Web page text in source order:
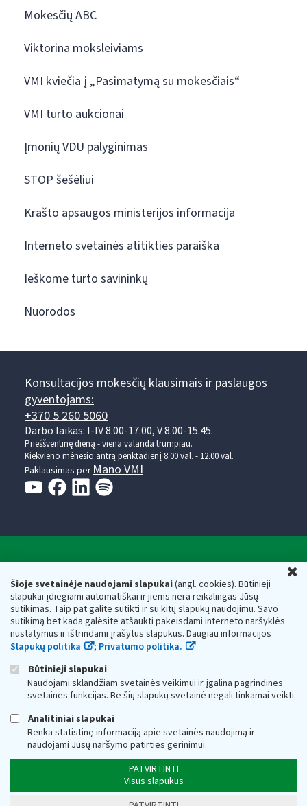
Šioje svetainėje naudojami slapukai(angl. cookies). Būtinieji
slapukai įdiegiami automatiškai ir jiems nėra reikalingas Jūsų
sutikimas. Taip pat galite sutikti ir su kitų slapukų naudojimu. Savo
sutikimą bet kada galėsite atšaukti pakeisdami interneto naršyklės
nustatymus ir ištrindami įrašytus slapukus. Daugiau informacijos
Slapukų politika
; Privatumo politika.
Būtinieji slapukai
Naudojami sklandžiam svetainės veikimui ir įgalina pagrindines
svetainės funkcijas. Be šių slapukų svetainė negali tinkamai veikti.
Analitiniai slapukai
Renka statistinę informaciją apie svetainės naudojimą ir
naudojami Jūsų naršymo patirties gerinimui.
PATVIRTINTI
Visus slapukus
Mokesčių ABC
Viktorina moksleiviams
VMI kviečia į „Pasimatymą su mokesčiais“
VMI turto aukcionai
Įmonių VDU palyginimas
STOP šešėliui
Krašto apsaugos ministerijos informacija
Interneto svetainės atitikties paraiška
Ieškome turto savininkų
Nuorodos
Konsultacijos mokesčių klausimais ir paslaugos
gyventojams:
+370 5 260 5060
Darbo laikas: I-IV 8.00-17.00, V 8.00-15.45.
Prieššventinę dieną - viena valanda trumpiau.
Kiekvieno mėnesio antrą penktadienį 8.00 val. - 12.00 val.
Paklausimas perMano VMI
Valstybinė mokesčių inspekcija prie Lietuvos
Respublikos finansų ministerijos
Biudžetinė įstaiga. Juridinio asmens kodas — 188659752,
adresas: Vasario 16-osios g. 14, 01107 Vilnius, Lietuva, el.paštas:
vmi@vmi.lt , E. pristatymo dėžutės adresas 188659752
Duomenys apie Valstybinę mokesčių inspekciją prie Lietuvos
Respublikos finansų ministerijos kaupiami ir saugomi Juridinių